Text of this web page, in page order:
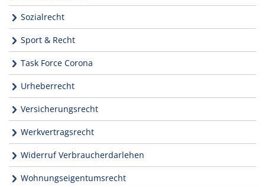
Sozialrecht
Sport & Recht
Task Force Corona
Urheberrecht
Versicherungsrecht
Werkvertragsrecht
Widerruf Verbraucherdarlehen
Wohnungseigentumsrecht